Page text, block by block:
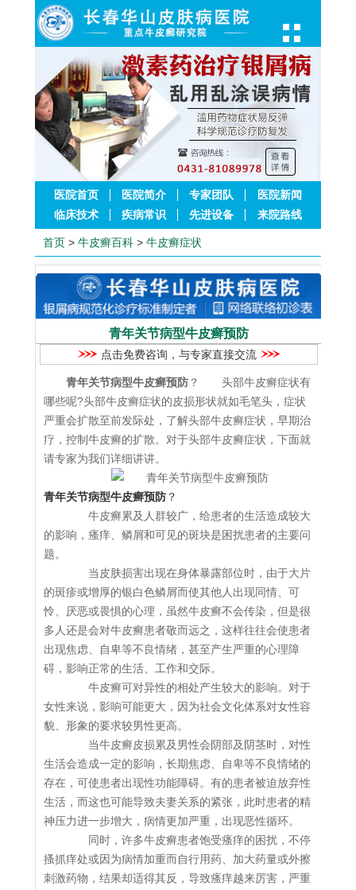
医院首页 医院简介 专家团队
医院新闻
临床技术
疾病常识 先进设备 来院路线
首页 > 牛皮癣百科 > 牛皮癣症状
青年关节病型牛皮癣预防
点击免费咨询，与专家直接交流
青年关节病型牛皮癣预防 ？ 头部牛皮癣症状有
哪些呢?头部牛皮癣症状的皮损形状就如毛笔头，症状
严重会扩散至前发际处，了解头部牛皮癣症状，早期治
疗，控制牛皮癣的扩散。对于头部牛皮癣症状，下面就
请专家为我们详细讲讲。
青年关节病型牛皮癣预防 ？
牛皮癣累及人群较广，给患者的生活造成较大
的影响，瘙痒、鳞屑和可见的斑块是困扰患者的主要问
题。
当皮肤损害出现在身体暴露部位时，由于大片
的斑疹或增厚的银白色鳞屑而使其他人出现同情、可
怜、厌恶或畏惧的心理，虽然牛皮癣不会传染，但是很
多人还是会对牛皮癣患者敬而远之，这样往往会使患者
出现焦虑、自卑等不良情绪，甚至产生严重的心理障
碍，影响正常的生活、工作和交际。
牛皮癣可对异性的相处产生较大的影响。对于
女性来说，影响可能更大，因为社会文化体系对女性容
貌、形象的要求较男性更高。
当牛皮癣皮损累及男性会阴部及阴茎时，对性
生活会造成一定的影响，长期焦虑、自卑等不良情绪的
存在，可使患者出现性功能障碍。有的患者被迫放弃性
生活，而这也可能导致夫妻关系的紧张，此时患者的精
神压力进一步增大，病情更加严重，出现恶性循环。
同时，许多牛皮癣患者饱受瘙痒的困扰，不停
搔抓痒处或因为病情加重而自行用药、加大药量或外擦
刺激药物，结果却适得其反，导致瘙痒越来厉害，严重